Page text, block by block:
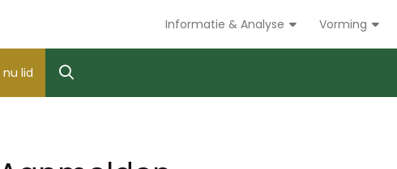
Informatie & Analyse Vorming
lid